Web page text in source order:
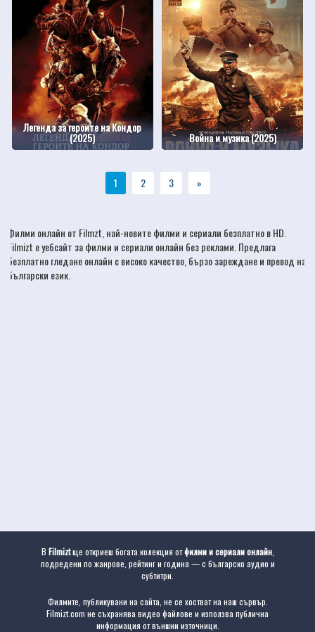
Легенда за героите на Кондор
(2025) Война и музика (2025)
1 2 3 »
Филми онлайн от Filmzt, най-новитефилми и сериали безплатно в HD.
Filmizt е уебсайт за филми и сериали онлайн без реклами. Предлага
безплатно гледане онлайн с високо качество, бързо зареждане и превод на
български език.
В Filmiztще откриеш богата колекция отфилми и сериали онлайн,
подредени по жанрове, рейтинг и година — с българско аудио и
субтитри.
Филмите, публикувани на сайта, не се хостват на наш сървър.
Filmizt.com не съхранява видео файлове и използва публична
информация от външни източници.